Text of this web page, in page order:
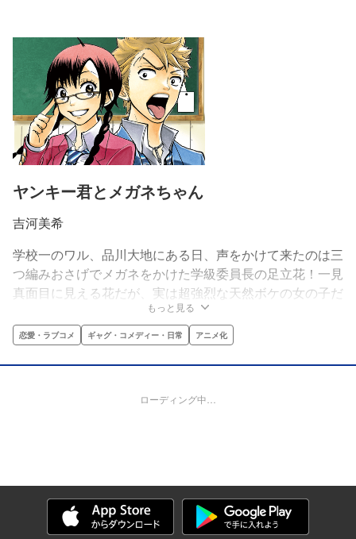
ヤンキー君とメガネちゃん
吉河美希
学校一のワル、品川大地にある日、声をかけて来たのは三
つ編みおさげでメガネをかけた学級委員長の足立花！一見
真面目に見える花だが、実は超強烈な天然ボケの女の子だ
った。そのボケっぷりにワルなはずの品川がすっかりタジ
タジ。しかも、花にはさらにビックリの秘密があった!!
もっと見る
恋愛・ラブコメ ギャグ・コメディー・日常 アニメ化
ローディング中…